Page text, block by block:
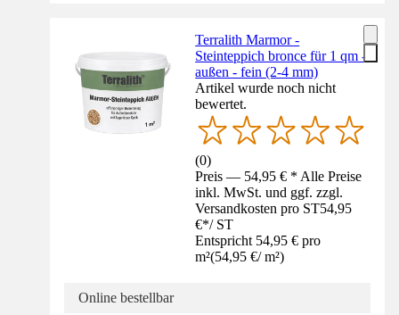
Terralith Marmor -
Steinteppich bronce für 1 qm -
außen - fein (2-4 mm)
Artikel wurde noch nicht
bewertet.
(0)
Preis — 54,95 € * Alle Preise
inkl. MwSt. und ggf. zzgl.
Versandkosten pro ST54,95
€*/ ST
Entspricht 54,95 € pro
m²(54,95 €/ m²)
Online bestellbar